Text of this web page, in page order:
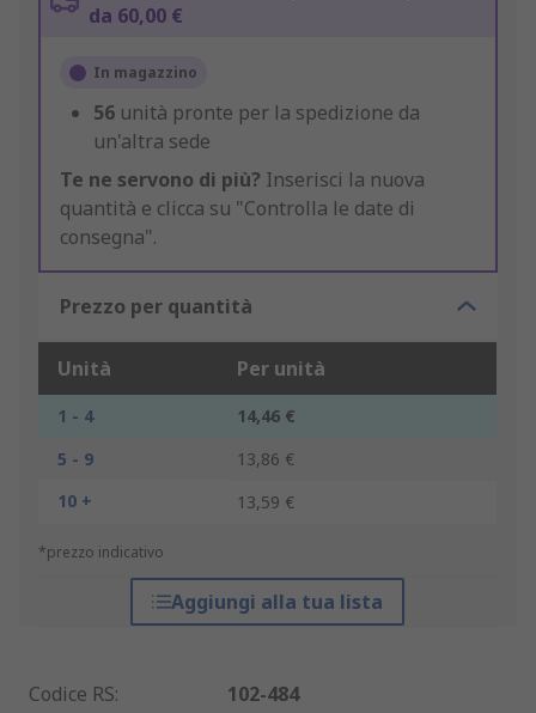
da 60,00 €
In magazzino
56 unità pronte per la spedizione da
un'altra sede
Te ne servono di più? Inserisci la nuova
quantità e clicca su "Controlla le date di
consegna".
Prezzo per quantità
Unità Per unità
1 - 4
14,46 €
5 - 9
13,86 €
10 +
13,59 €
*prezzo indicativo
Aggiungi alla tua lista
Codice RS:
102-484